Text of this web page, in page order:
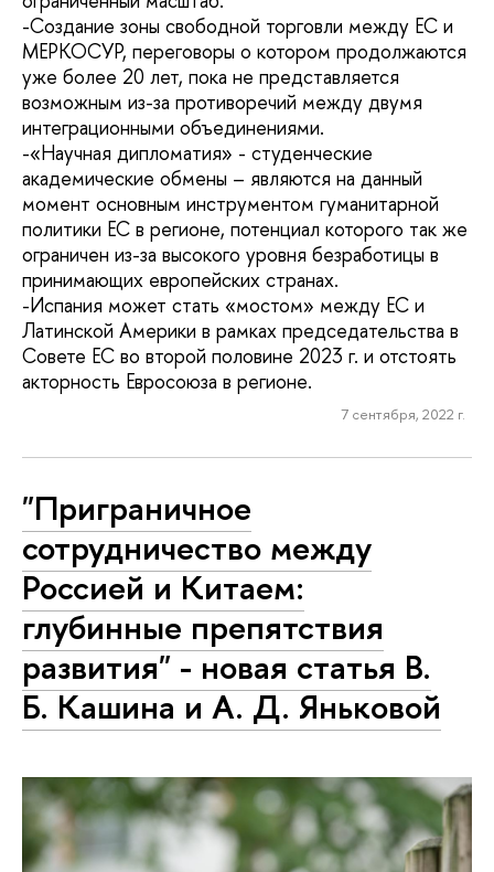
-Создание зоны свободной торговли между ЕС и
МЕРКОСУР, переговоры о котором продолжаются
уже более 20 лет, пока не представляется
возможным из-за противоречий между двумя
интеграционными объединениями.
-«Научная дипломатия» - студенческие
академические обмены – являются на данный
момент основным инструментом гуманитарной
политики ЕС в регионе, потенциал которого так же
ограничен из-за высокого уровня безработицы в
принимающих европейских странах.
-Испания может стать «мостом» между ЕС и
Латинской Америки в рамках председательства в
Совете ЕС во второй половине 2023 г. и отстоять
акторность Евросоюза в регионе.
7 сентября, 2022 г.
"Приграничное
сотрудничество между
Россией и Китаем:
глубинные препятствия
развития" - новая статья В.
Б. Кашина и А. Д. Яньковой